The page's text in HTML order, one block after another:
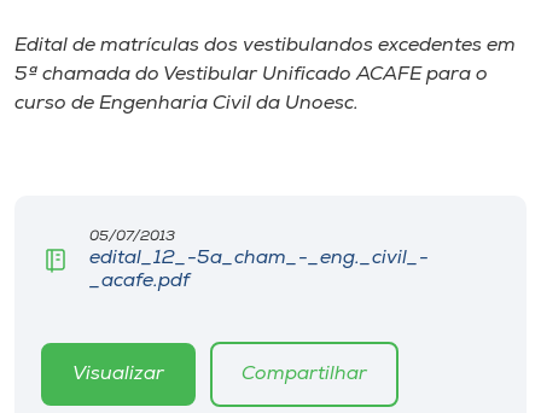
Editora
Unoesc
Edital de matrículas dos vestibulandos excedentes em
5ª chamada do Vestibular Unificado ACAFE para o
curso de Engenharia Civil da Unoesc.
05/07/2013
edital_12_-5a_cham_-_eng._civil_-
_acafe.pdf
Visualizar Compartilhar